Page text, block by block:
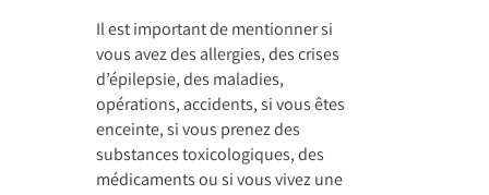
Il est important de mentionner si
vous avez des allergies, des crises
d’épilepsie, des maladies,
opérations, accidents, si vous êtes
enceinte, si vous prenez des
substances toxicologiques, des
médicaments ou si vous vivez une